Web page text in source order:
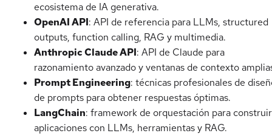
ecosistema de IA generativa.
OpenAI API: API de referencia para LLMs, structured
outputs, function calling, RAG y multimedia.
Anthropic Claude API: API de Claude para
razonamiento avanzado y ventanas de contexto
Prompt Engineering: técnicas profesionales de
de prompts para obtener respuestas óptimas.
LangChain: framework de orquestación para construir
aplicaciones con LLMs, herramientas y RAG.